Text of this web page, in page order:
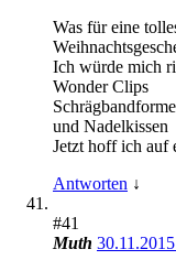
Was für eine
Ich würde mich
Wonder Clips
und Nadelkissen
Jetzt hoff ich auf
Antworten ↓
#41
Muth